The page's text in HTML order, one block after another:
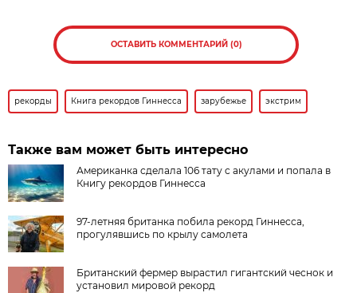
ОСТАВИТЬ КОММЕНТАРИЙ (0)
рекорды Книга рекордов Гиннесса зарубежье экстрим
Также вам может быть интересно
Американка сделала 106 тату с акулами и попала в
Книгу рекордов Гиннесса
97-летняя британка побила рекорд Гиннесса,
прогулявшись по крылу самолета
Британский фермер вырастил гигантский чеснок и
установил мировой рекорд